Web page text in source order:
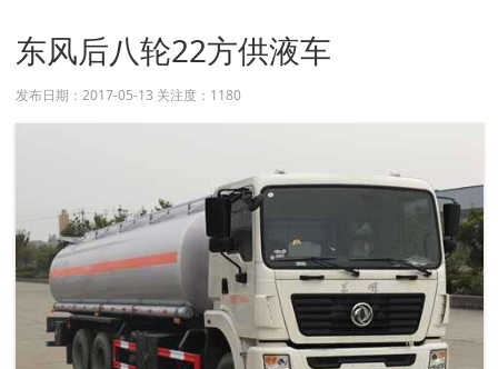
东风后八轮22方供液车
发布日期：2017-05-13 关注度： 1180